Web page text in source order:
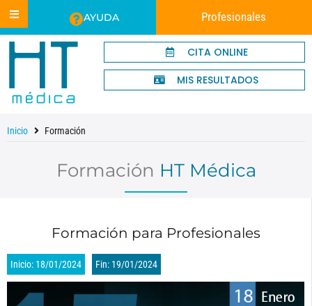
AYUDA Profesionales
CITA ONLINE
MIS RESULTADOS
Inicio Formación
Formación HT Médica
Formación para Profesionales
Inicio: 18/01/2024 Fin: 19/01/2024